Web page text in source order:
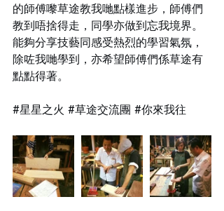
的師傅嚟草途教我哋點樣進步，師傅們
教到唔捨得走，同學亦做到忘我境界。
能夠分享技藝同感受熱烈的學習氣氛，
除咗我哋學到，亦希望師傅們係草途有
點點得著。
#星星之火 #草途交流團 #你來我往